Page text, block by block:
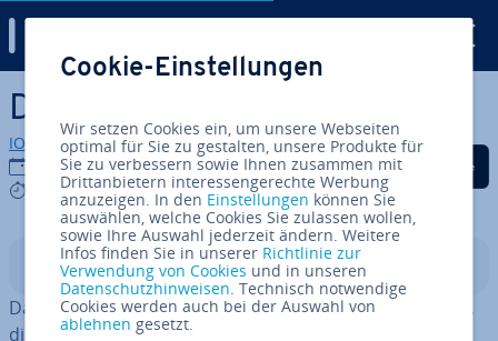
Zum Haupt­in­halt springen
Die wich­tigs­ten Docker-Tools
IONOS Redaktion
30.06.2026
8 mins
Auf Facebook teilen
Auf Twitter teilen
Auf LinkedIn
In­halts­ver­zeich­nis
Das Docker-Ökosystem umfasst eine Vielzahl von Tools,
die den gesamten Le­bens­zy­klus eines Con­tai­ners
Cookie-Einstellungen
Wir setzen Cookies ein, um unsere Webseiten
optimal für Sie zu gestalten, unsere Produkte für
Sie zu verbessern sowie Ihnen zusammen mit
Drittanbietern interessengerechte Werbung
anzuzeigen. In den Einstellungen können Sie
auswählen, welche Cookies Sie zulassen wollen,
sowie Ihre Auswahl jederzeit ändern. Weitere
Infos finden Sie in unserer Richtlinie zur
Verwendung von Cookies und in unseren
Datenschutzhinweisen. Technisch notwendige
Cookies werden auch bei der Auswahl von
ablehnen gesetzt.